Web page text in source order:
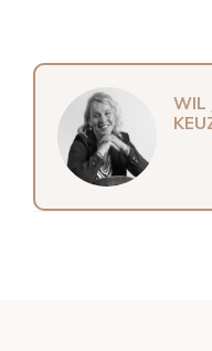
WIL